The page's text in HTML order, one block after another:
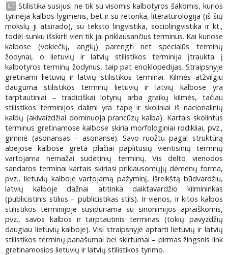
LT Stilistika susijusi ne tik su visomis kalbotyros šakomis, kurios
tyrinėja kalbos lygmenis, bet ir su retorika, literatūrologija (iš šių
mokslų ji atsirado), su teksto lingvistika, sociolingvistika ir kt.,
todėl sunku išskirti vien tik jai priklausančius terminus. Kai kuriose
kalbose (vokiečių, anglų) parengti net specialūs terminų
žodynai, o lietuvių ir latvių stilistikos terminija įtraukta į
kalbotyros terminų žodynus, taip pat enciklopedijas. Straipsnyje
gretinami lietuvių ir latvių stilistikos terminai. Kilmės atžvilgiu
dauguma stilistikos terminų lietuvių ir latvių kalbose yra
tarptautiniai – tradiciškai lotynų arba graikų kilmės, tačiau
stilistikos terminijos dalimi yra tapę ir skoliniai iš nacionalinių
kalbų (akivaizdžiai dominuoja prancūzų kalba). Kartais skolintus
terminus gretinamose kalbose skiria morfologiniai rodikliai, pvz.,
giminė (asonansas – asonanse). Savo ruožtu pagal struktūrą
abejose kalbose greta plačiai paplitusių vientisinių terminų
vartojama nemažai sudėtinių terminų. Vis dėlto vienodos
sandaros terminai kartais skiriasi priklausomųjų dėmenų forma,
pvz., lietuvių kalboje vartojamą pažyminį, išreikštą būdvardžiu,
latvių kalboje dažnai atitinka daiktavardžio kilmininkas
(publicistinis stilius – publicistikas stils). Ir vienos, ir kitos kalbos
stilistikos terminijoje susiduriama su sinonimijos apraiškomis,
pvz., savos kalbos ir tarptautinis terminas (tokių pavyzdžių
daugiau lietuvių kalboje). Visi straipsnyje aptarti lietuvių ir latvių
stilistikos terminų panašumai bei skirtumai – pirmas žingsnis link
gretinamosios lietuvių ir latvių stilistikos tyrimo.